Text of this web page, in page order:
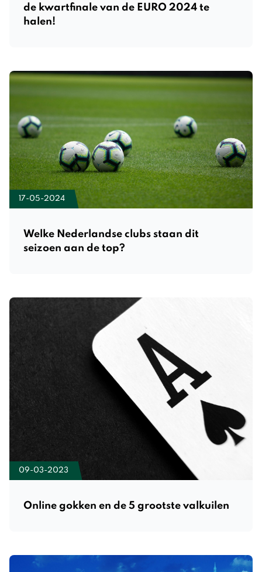
de kwartfinale van de EURO 2024 te
halen!
17-05-2024
Welke Nederlandse clubs staan dit
seizoen aan de top?
09-03-2023
Online gokken en de 5 grootste valkuilen